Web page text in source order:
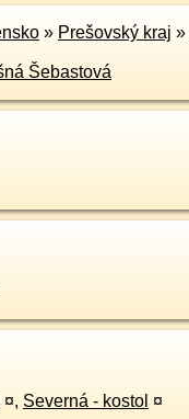
» Prešovský kraj »
Šebastová
¤, Severná - kostol ¤